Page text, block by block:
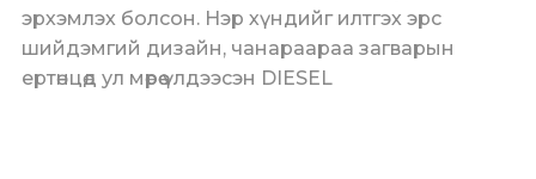
эрхэмлэх болсон. Нэр хүндийг илтгэх эрс
шийдэмгий дизайн, чанараараа загварын
ертөнцөд ул мөрөө үлдээсэн DIESEL